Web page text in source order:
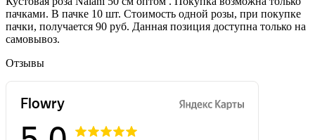
пачками. В пачке 10 шт. Стоимость одной розы, при покупке
пачки, получается 90 руб. Данная позиция доступна только на
самовывоз.
Отзывы